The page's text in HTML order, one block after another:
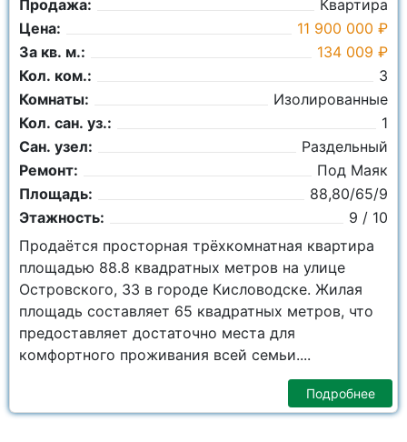
Продажа:
Квартира
Цена:
11 900 000 ₽
За кв. м.:
134 009 ₽
Кол. ком.:
3
Комнаты:
Изолированные
Кол. сан. уз.:
1
Сан. узел:
Раздельный
Ремонт:
Под Маяк
Площадь:
88,80/65/9
Этажность:
9 / 10
Продаётся просторная трёхкомнатная квартира
площадью 88.8 квадратных метров на улице
Островского, 33 в городе Кисловодске. Жилая
площадь составляет 65 квадратных метров, что
предоставляет достаточно места для
комфортного проживания всей семьи....
Подробнее